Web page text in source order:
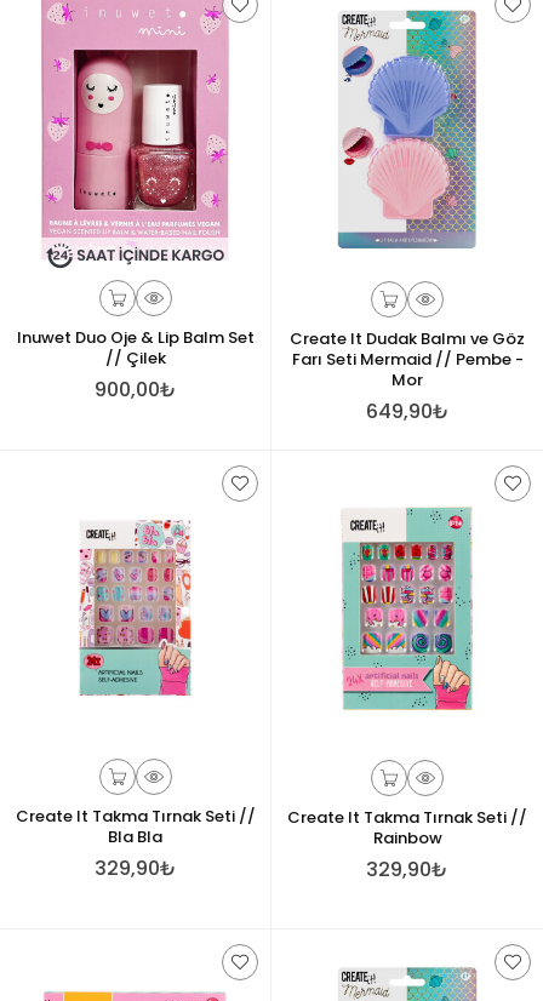
Inuwet Duo Oje & Lip Balm Set
// Çilek
900,00₺
Create It Dudak Balmı ve Göz
Farı Seti Mermaid // Pembe -
Mor
649,90₺
Create It Takma Tırnak Seti //
Bla Bla
329,90₺
Create It Takma Tırnak Seti //
Rainbow
329,90₺